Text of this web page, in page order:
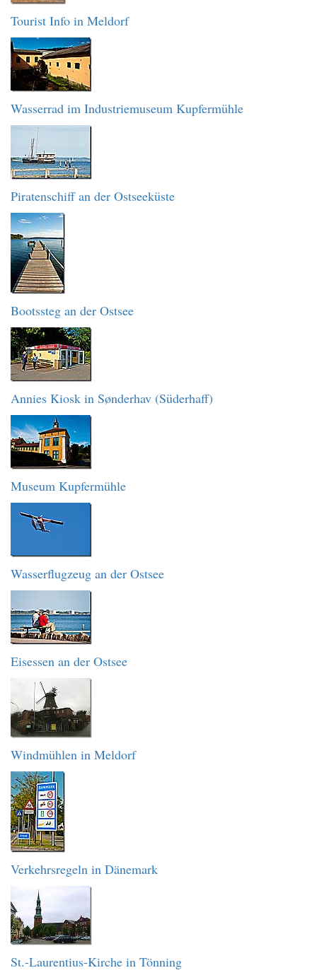
Tourist Info in Meldorf
Wasserrad im Industriemuseum Kupfermühle
Piratenschiff an der Ostseeküste
Bootssteg an der Ostsee
Annies Kiosk in Sønderhav (Süderhaff)
Museum Kupfermühle
Wasserflugzeug an der Ostsee
Eisessen an der Ostsee
Windmühlen in Meldorf
Verkehrsregeln in Dänemark
St.-Laurentius-Kirche in Tönning